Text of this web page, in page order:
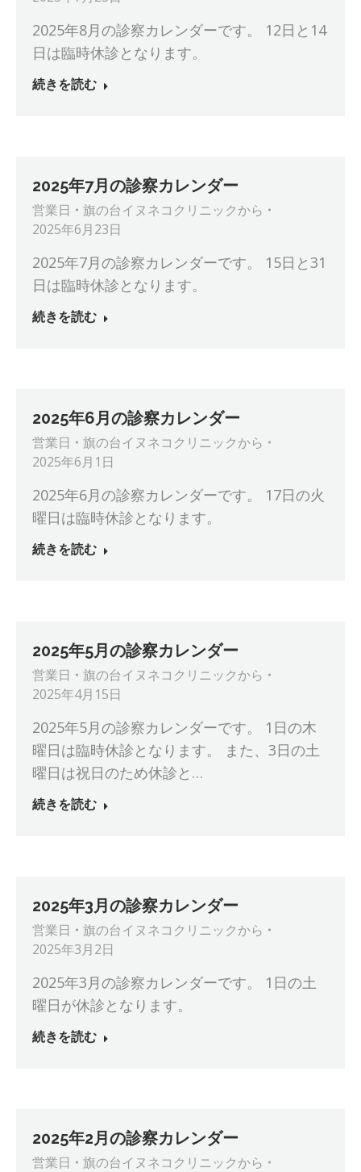
2025年8月の診察カレンダーです。 12日と14
日は臨時休診となります。
続きを読む
2025年7月の診察カレンダー
営業日 旗の台イヌネコクリニックから
2025年6月23日
2025年7月の診察カレンダーです。 15日と31
日は臨時休診となります。
続きを読む
2025年6月の診察カレンダー
営業日 旗の台イヌネコクリニックから
2025年6月1日
2025年6月の診察カレンダーです。 17日の火
曜日は臨時休診となります。
続きを読む
2025年5月の診察カレンダー
営業日 旗の台イヌネコクリニックから
2025年4月15日
2025年5月の診察カレンダーです。 1日の木
曜日は臨時休診となります。 また、3日の土
曜日は祝日のため休診と…
続きを読む
2025年3月の診察カレンダー
営業日 旗の台イヌネコクリニックから
2025年3月2日
2025年3月の診察カレンダーです。 1日の土
曜日が休診となります。
続きを読む
2025年2月の診察カレンダー
営業日 旗の台イヌネコクリニックから